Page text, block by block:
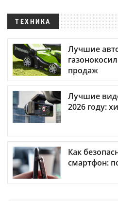
ТЕХНИКА
Лучшие
продаж
Лучшие
2026 году:
Как
смартфон: